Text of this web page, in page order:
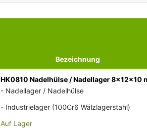
Bezeichnung
HK0810 Nadelhülse / Nadellager 8x12x10
- Nadellager / Nadelhülse
- Industrielager (100Cr6 Wälzlagerstahl)
Auf Lager